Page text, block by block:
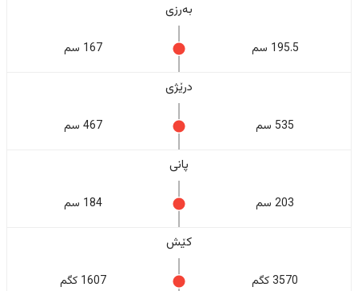
بەرزی
195.5 سم 167 سم
درێژی
535 سم 467 سم
پانی
203 سم 184 سم
کێش
3570 کگم 1607 کگم